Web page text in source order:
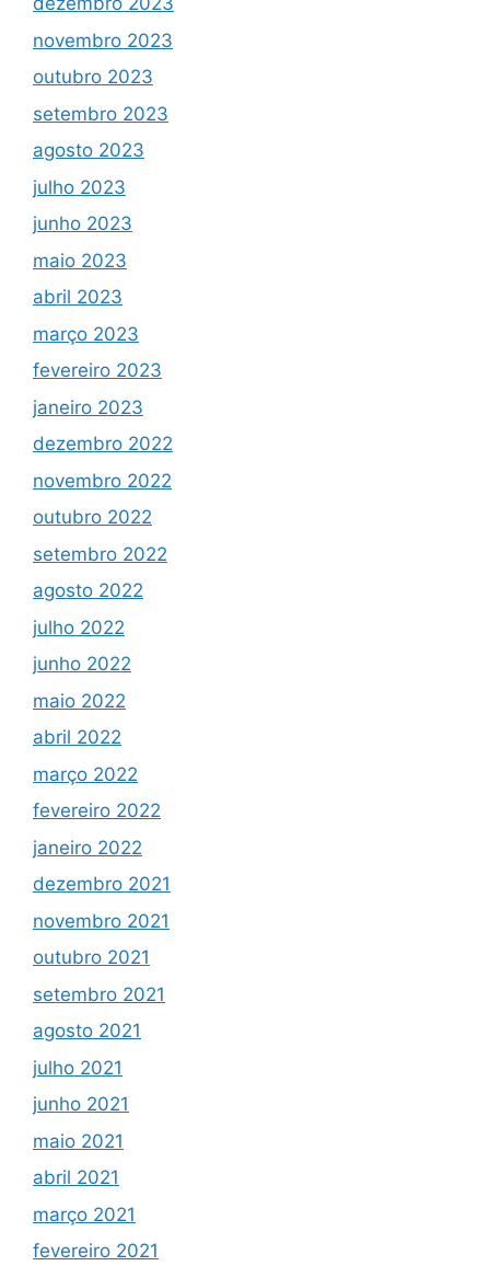
novembro 2023
outubro 2023
setembro 2023
agosto 2023
julho 2023
junho 2023
maio 2023
abril 2023
março 2023
fevereiro 2023
janeiro 2023
dezembro 2022
novembro 2022
outubro 2022
setembro 2022
agosto 2022
julho 2022
junho 2022
maio 2022
abril 2022
março 2022
fevereiro 2022
janeiro 2022
dezembro 2021
novembro 2021
outubro 2021
setembro 2021
agosto 2021
julho 2021
junho 2021
maio 2021
abril 2021
março 2021
fevereiro 2021